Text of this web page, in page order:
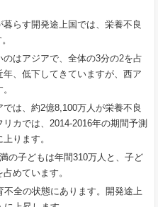
らす開発途上国では、栄養不良
はアジアで、全体の3分の2を占
、低下してきていますが、西ア
は、約2億8,100万人が栄養不良
カでは、2014‐2016年の期間予測
ります。
の子どもは年間310万人と、子ど
めています。
全の状態にあります。開発途上